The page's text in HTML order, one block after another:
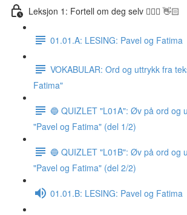
Leksjon 1: Fortell om deg selv 🙋🏽‍♀️ 👋🏻
01.01.A: LESING: Pavel og Fatima
VOKABULAR: Ord og uttrykk fra
Fatima"
🔵 QUIZLET "L01A": Øv på ord og
"Pavel og Fatima" (del 1/2)
🔵 QUIZLET "L01B": Øv på ord og
"Pavel og Fatima" (del 2/2)
01.01.B: LESING: Pavel og Fatima